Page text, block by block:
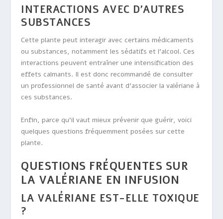
INTERACTIONS AVEC D’AUTRES
SUBSTANCES
Cette plante peut interagir avec certains médicaments
ou substances, notamment les sédatifs et l’alcool. Ces
interactions peuvent entraîner une intensification des
effets calmants. Il est donc recommandé de consulter
un professionnel de santé avant d’associer la valériane à
ces substances.
Enfin, parce qu’il vaut mieux prévenir que guérir, voici
quelques questions fréquemment posées sur cette
plante.
QUESTIONS FRÉQUENTES SUR
LA VALÉRIANE EN INFUSION
LA VALÉRIANE EST-ELLE TOXIQUE
?